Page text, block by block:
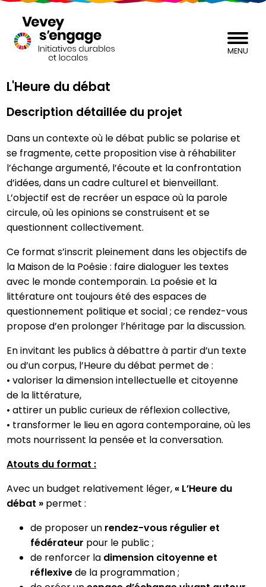
MENU
L'Heure du débat
Description détaillée du projet
Dans un contexte où le débat public se polarise et
se fragmente, cette proposition vise à réhabiliter
l’échange argumenté, l’écoute et la confrontation
d’idées, dans un cadre culturel et bienveillant.
L’objectif est de recréer un espace où la parole
circule, où les opinions se construisent et se
questionnent collectivement.
Ce format s’inscrit pleinement dans les objectifs de
la Maison de la Poésie : faire dialoguer les textes
avec le monde contemporain. La poésie et la
littérature ont toujours été des espaces de
questionnement politique et social ; ce rendez-vous
propose d’en prolonger l’héritage par la discussion.
En invitant les publics à débattre à partir d’un texte
ou d’un corpus, l’Heure du débat permet de :
• valoriser la dimension intellectuelle et citoyenne
de la littérature,
• attirer un public curieux de réflexion collective,
• transformer le lieu en agora contemporaine, où les
mots nourrissent la pensée et la conversation.
Atouts du format :
Avec un budget relativement léger, « L’Heure du
débat » permet :
de proposer un rendez-vous régulier et
fédérateur pour le public ;
de renforcer la dimension citoyenne et
réflexivede la programmation ;